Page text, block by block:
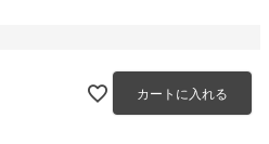
カートに入れる